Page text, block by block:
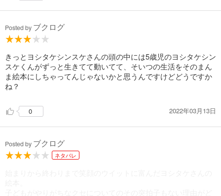
Posted by ブクログ
きっとヨシタケシンスケさんの頭の中には5歳児のヨシタケシン
スケくんがずっと生きてて動いてて、そいつの生活をそのまん
ま絵本にしちゃってんじゃないかと思うんですけどどうですか
ね？
0 2022年03月13日
Posted by ブクログ
ネタバレ